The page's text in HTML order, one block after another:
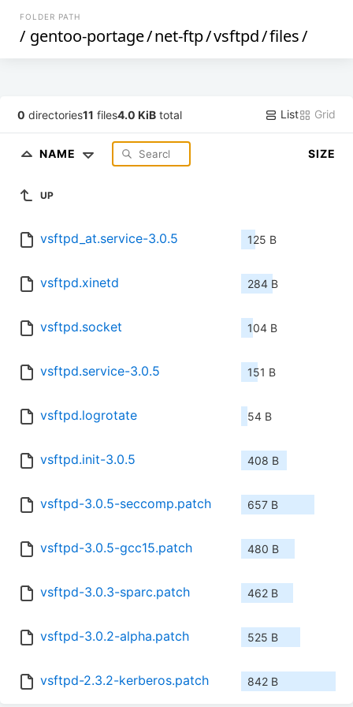
FOLDER PATH
/ gentoo-portage/net-ftp/vsftpd/files/
0 directories11 files4.0 KiB total List Grid
NAME SIZE
UP
vsftpd_at.service-3.0.5 125 B
vsftpd.xinetd 284 B
vsftpd.socket 104 B
vsftpd.service-3.0.5 151 B
vsftpd.logrotate 54 B
vsftpd.init-3.0.5 408 B
vsftpd-3.0.5-seccomp.patch 657 B
vsftpd-3.0.5-gcc15.patch 480 B
vsftpd-3.0.3-sparc.patch 462 B
vsftpd-3.0.2-alpha.patch 525 B
vsftpd-2.3.2-kerberos.patch 842 B